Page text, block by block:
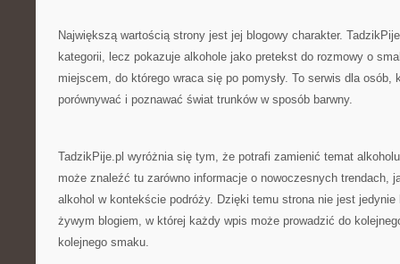
Największą wartością strony jest jej blogowy charakter.
kategorii, lecz pokazuje alkohole jako pretekst do rozmowy o
miejscem, do którego wraca się po pomysły. To serwis dla osób,
porównywać i poznawać świat trunków w sposób barwny.
TadzikPije.pl wyróżnia się tym, że potrafi zamienić temat
może znaleźć tu zarówno informacje o nowoczesnych trendach,
alkohol w kontekście podróży. Dzięki temu strona nie jest jedynie
żywym blogiem, w której każdy wpis może prowadzić do
kolejnego smaku.